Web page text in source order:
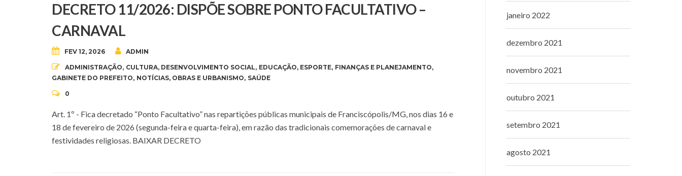
DECRETO 11/2026: DISPÕE SOBRE PONTO FACULTATIVO –
CARNAVAL
FEV 12, 2026 ADMIN
ADMINISTRAÇÃO, CULTURA, DESENVOLVIMENTO SOCIAL, EDUCAÇÃO, ESPORTE, FINANÇAS E PLANEJAMENTO,
GABINETE DO PREFEITO, NOTÍCIAS, OBRAS E URBANISMO, SAÚDE
0
Art. 1º - Fica decretado “Ponto Facultativo” nas repartições públicas municipais de Franciscópolis/MG, nos dias 16 e
18 de fevereiro de 2026 (segunda-feira e quarta-feira), em razão das tradicionais comemorações de carnaval e
festividades religiosas. BAIXAR DECRETO
janeiro 2022
dezembro 2021
novembro 2021
outubro 2021
setembro 2021
agosto 2021